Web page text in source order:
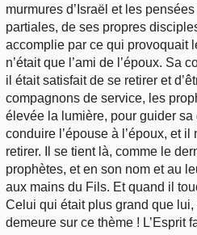
murmures d’Israël et les
partiales, de ses propres
accomplie par ce qui provoquait
n’était que l’ami de l’époux. Sa
il était satisfait de se retirer et
compagnons de service, les
élevée la lumière, pour guider
conduire l’épouse à l’époux, et il
retirer. Il se tient là, comme le
prophètes, et en son nom et au
aux mains du Fils. Et quand il
Celui qui était plus grand que
demeure sur ce thème ! L’Esprit